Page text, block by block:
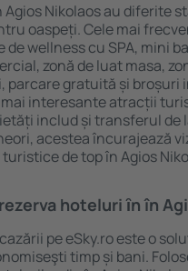
Nikolaos au diferite
oaspeți. Cele mai
de wellness cu SPA, mini
zonă de luat masa,
parcare gratuită și broșuri
interesante atracții
includ și transferul de
acestea încurajează
de top în Agios
hoteluri ȋn în
pe eSky.ro este o
timp și bani.